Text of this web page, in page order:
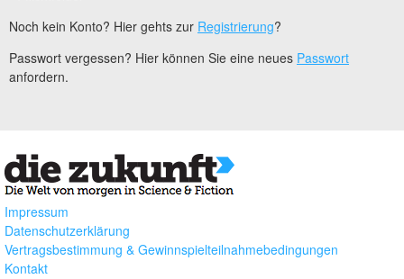
Noch kein Konto? Hier gehts zur Registrierung?
Passwort vergessen? Hier können Sie eine neues Passwort
anfordern.
Impressum
Datenschutzerklärung
Vertragsbestimmung & Gewinnspielteilnahmebedingungen
Kontakt